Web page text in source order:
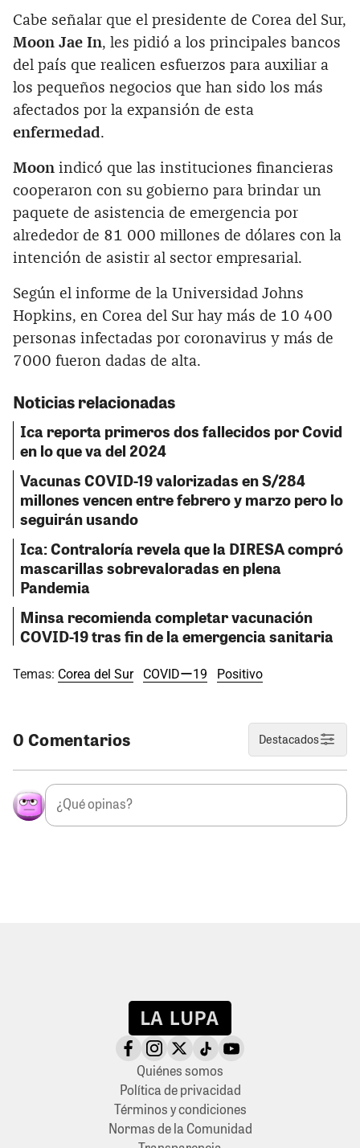
Cabe señalar que el presidente de Corea del Sur,
Moon Jae In, les pidió a los principales bancos
del país que realicen esfuerzos para auxiliar a
los pequeños negocios que han sido los más
afectados por la expansión de esta
enfermedad.
Moon indicó que las instituciones financieras
cooperaron con su gobierno para brindar un
paquete de asistencia de emergencia por
alrededor de 81 000 millones de dólares con la
intención de asistir al sector empresarial.
Según el informe de la Universidad Johns
Hopkins, en Corea del Sur hay más de 10 400
personas infectadas por coronavirus y más de
7000 fueron dadas de alta.
Noticias relacionadas
Ica reporta primeros dos fallecidos por Covid
en lo que va del 2024
Vacunas COVID-19 valorizadas en S/284
millones vencen entre febrero y marzo pero lo
seguirán usando
Ica: Contraloría revela que la DIRESA compró
mascarillas sobrevaloradas en plena
Pandemia
Minsa recomienda completar vacunación
COVID-19 tras fin de la emergencia sanitaria
Temas: Corea del Sur COVIDー19 Positivo
0 Comentarios Destacados
Quiénes somos
Política de privacidad
Términos y condiciones
Normas de la Comunidad